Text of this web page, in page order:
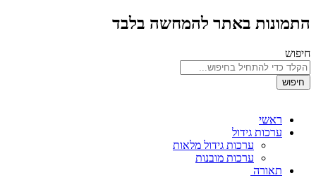
התמונות באתר להמחשה בלבד
חיפוש
חיפוש
ראשי
ערכות גידול
ערכות גידול מלאות
ערכות מובנות
תאורה